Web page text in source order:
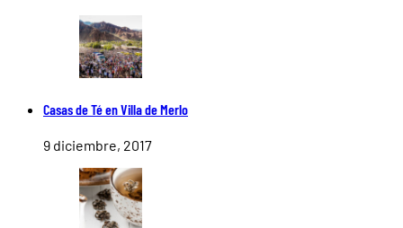
Casas de Té en Villa de Merlo
9 diciembre, 2017